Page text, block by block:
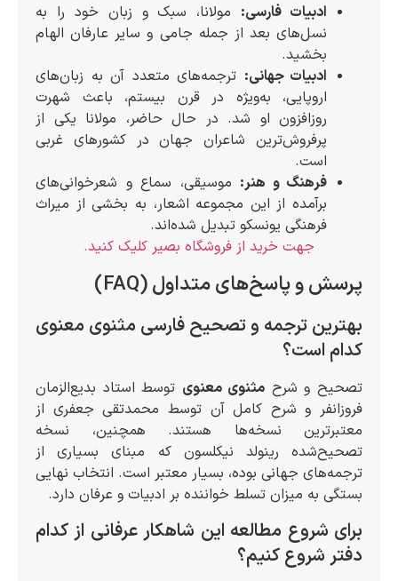
ادبیات فارسی: مولانا، سبک و زبان خود را به
نسل‌های بعد از جمله جامی و سایر عارفان الهام
بخشید.
ادبیات جهانی: ترجمه‌های متعدد آن به زبان‌های
اروپایی، به‌ویژه در قرن بیستم، باعث شهرت
روزافزون او شد. در حال حاضر، مولانا یکی از
پرفروش‌ترین شاعران جهان در کشورهای غربی
است.
فرهنگ و هنر: موسیقی، سماع و شعرخوانی‌های
برآمده از این مجموعه اشعار، به بخشی از میراث
فرهنگی یونسکو تبدیل شده‌اند.
جهت خرید از فروشگاه بصیر کلیک کنید.
پرسش و پاسخ‌های متداول (FAQ)
بهترین ترجمه و تصحیح فارسی مثنوی معنوی
کدام است؟
تصحیح و شرحمثنوی معنوی توسط استاد بدیع‌الزمان
فروزانفر و شرح کامل آن توسط محمدتقی جعفری از
معتبرترین نسخه‌ها هستند. همچنین، نسخه
تصحیح‌شده رینولد نیکلسون که مبنای بسیاری از
ترجمه‌های جهانی بوده، بسیار معتبر است. انتخاب نهایی
بستگی به میزان تسلط خواننده بر ادبیات و عرفان دارد.
برای شروع مطالعه این شاهکار عرفانی از کدام
دفتر شروع کنیم؟